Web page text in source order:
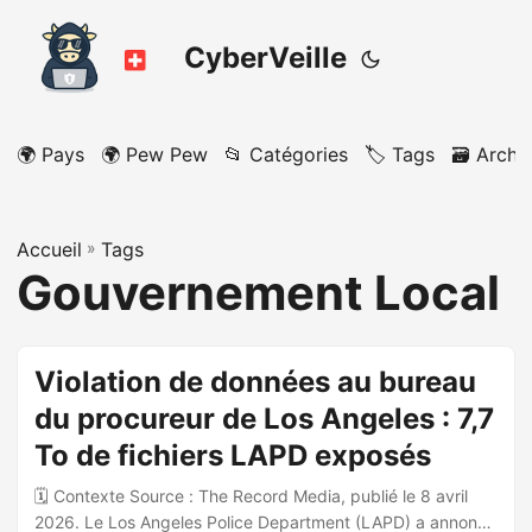
CyberVeille
🌍 Pays 🌍 Pew Pew 📂 Catégories 🏷️ Tags 🗃️
Accueil » Tags
Gouvernement Local
Violation de données au bureau
du procureur de Los Angeles : 7,7
To de fichiers LAPD exposés
🗓️ Contexte Source : The Record Media, publié le 8 avril
2026. Le Los Angeles Police Department (LAPD) a annoncé